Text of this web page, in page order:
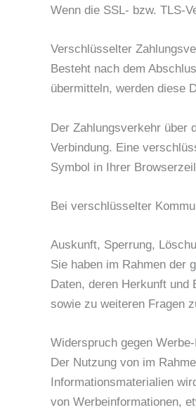
Wenn die SSL- bzw. TLS-
Verschlüsselter
Besteht nach dem
übermitteln, werden diese
Der Zahlungsverkehr über
Verbindung. Eine
Symbol in Ihrer
Bei verschlüsselter
Auskunft, Sperrung,
Sie haben im Rahmen der
Daten, deren Herkunft und
sowie zu weiteren Fragen
Widerspruch gegen
Der Nutzung von im
Informationsmaterialien
von Werbeinformationen,